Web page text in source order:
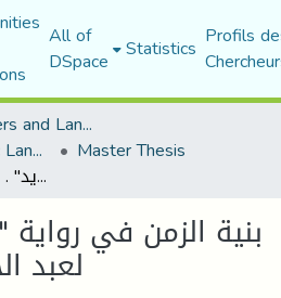
All of
DSpace Statistics Profils
Faculty of Letters and Languages
Department of Arabic Language and Literature Master Thesis
بنية الزمن في رواية "غدًا يومٌ جديد" . لعبد الحميد بن هدوقة
بنية الزمن في
لعبد